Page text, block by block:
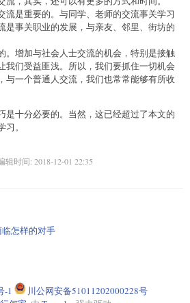
流是重要的。与同学、老师的交流事关学习
是事关职业的发展，与亲友、邻里、街坊的
。增加与社会人士交流的机会，特别是接触
我们受益匪浅。所以，我们要抓住一切机会
与一个普通人交流，我们也常常能够有所收
是十分必要的。当然，这已经超过了本文的
。
辑时间: 2018-12-01 22:35
怎样的对手
-1
川公网安备51011202000228号